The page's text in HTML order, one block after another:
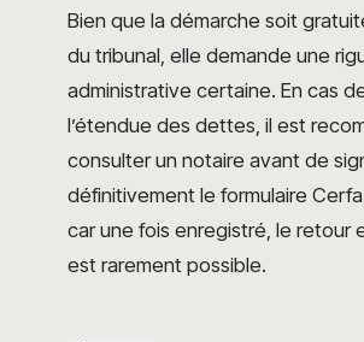
Bien que la démarche soit
du tribunal, elle demande une
administrative certaine. En cas
l’étendue des dettes, il est
consulter un notaire avant de
définitivement le formulaire
car une fois enregistré, le retour
est rarement possible.